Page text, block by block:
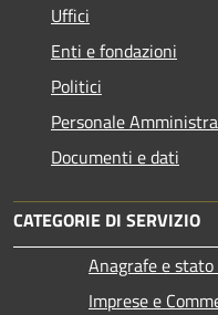
Uffici
Enti e fondazioni
Politici
Personale
Documenti e dati
CATEGORIE DI SERVIZIO
Anagrafe e
Imprese e